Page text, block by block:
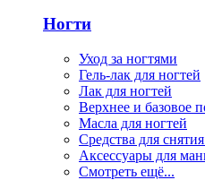
Ногти
Уход за ногтями
Гель-лак для ногтей
Лак для ногтей
Верхнее и базовое
Масла для ногтей
Средства для
Аксессуары для
Смотреть ещё...